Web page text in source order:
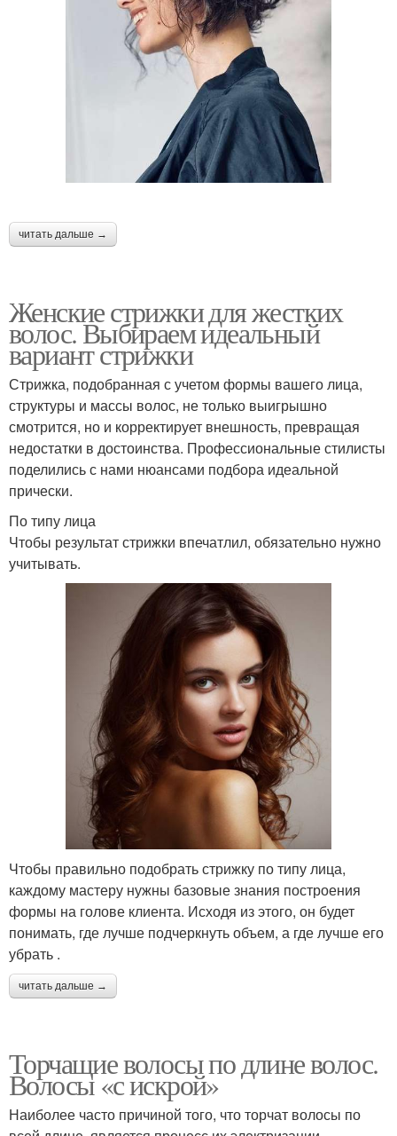
читать дальше →
Женские стрижки для жестких
волос. Выбираем идеальный
вариант стрижки
Стрижка, подобранная с учетом формы вашего лица,
структуры и массы волос, не только выигрышно
смотрится, но и корректирует внешность, превращая
недостатки в достоинства. Профессиональные стилисты
поделились с нами нюансами подбора идеальной
прически.
По типу лица
Чтобы результат стрижки впечатлил, обязательно нужно
учитывать.
Чтобы правильно подобрать стрижку по типу лица,
каждому мастеру нужны базовые знания построения
формы на голове клиента. Исходя из этого, он будет
понимать, где лучше подчеркнуть объем, а где лучше его
убрать .
читать дальше →
Торчащие волосы по длине волос.
Волосы «с искрой»
Наиболее часто причиной того, что торчат волосы по